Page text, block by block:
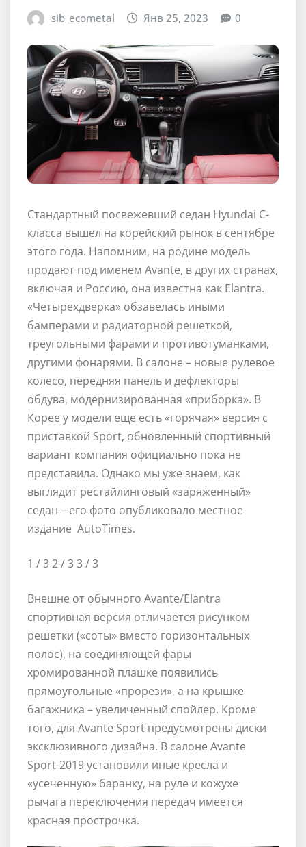
sib_ecometal Янв 25, 2023 0
Стандартный посвежевший седан Hyundai С-
класса вышел на корейский рынок в сентябре
этого года. Напомним, на родине модель
продают под именем Avante, в других странах,
включая и Россию, она известна как Elantra.
«Четырехдверка» обзавелась иными
бамперами и радиаторной решеткой,
треугольными фарами и противотуманками,
другими фонарями. В салоне – новые рулевое
колесо, передняя панель и дефлекторы
обдува, модернизированная «приборка». В
Корее у модели еще есть «горячая» версия с
приставкой Sport, обновленный спортивный
вариант компания официально пока не
представила. Однако мы уже знаем, как
выглядит рестайлинговый «заряженный»
седан – его фото опубликовало местное
издание AutoTimes.
1 / 3 2/ 3 3 / 3
Внешне от обычного Avante/Elantra
спортивная версия отличается рисунком
решетки («соты» вместо горизонтальных
полос), на соединяющей фары
хромированной плашке появились
прямоугольные «прорези», а на крышке
багажника – увеличенный спойлер. Кроме
того, для Avante Sport предусмотрены диски
эксклюзивного дизайна. В салоне Avante
Sport-2019 установили иные кресла и
«усеченную» баранку, на руле и кожухе
рычага переключения передач имеется
красная прострочка.